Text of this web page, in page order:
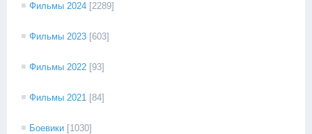
Фильмы 2024 [2289]
Фильмы 2023 [603]
Фильмы 2022 [93]
Фильмы 2021 [84]
Боевики [1030]